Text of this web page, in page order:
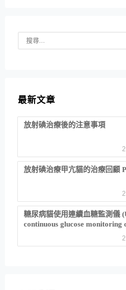
最新文章
放射碘治療後的注意事項
放射碘治療甲亢貓的治療回顧
糖尿病貓使用連續血糖監測儀
continuous glucose monitoring